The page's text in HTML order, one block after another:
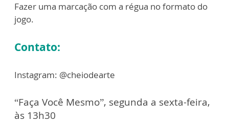
Fazer uma marcação com a régua no formato do
jogo.
Contato:
Instagram: @cheiodearte
“Faça Você Mesmo”, segunda a sexta-feira,
às 13h30